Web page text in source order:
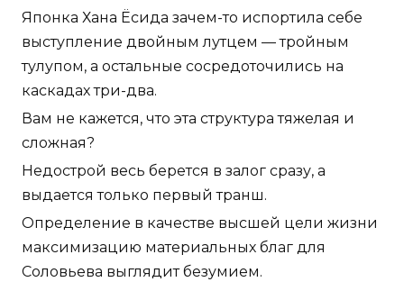
Японка Хана Ёсида зачем-то испортила себе
выступление двойным лутцем — тройным
тулупом, а остальные сосредоточились на
каскадах три-два.
Вам не кажется, что эта структура тяжелая и
сложная?
Недострой весь берется в залог сразу, а
выдается только первый транш.
Определение в качестве высшей цели жизни
максимизацию материальных благ для
Соловьева выглядит безумием.